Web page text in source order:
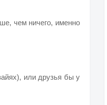
чем ничего, именно
или друзья бы у